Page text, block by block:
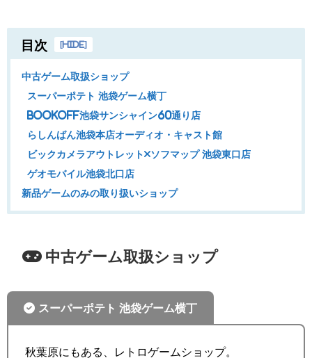
目次 [hide]
中古ゲーム取扱ショップ
スーパーポテト 池袋ゲーム横丁
BOOKOFF池袋サンシャイン60通り店
らしんばん池袋本店オーディオ・キャスト館
ビックカメラアウトレット×ソフマップ 池袋東口店
ゲオモバイル池袋北口店
新品ゲームのみの取り扱いショップ
中古ゲーム取扱ショップ
スーパーポテト 池袋ゲーム横丁
秋葉原にもある、レトロゲームショップ。